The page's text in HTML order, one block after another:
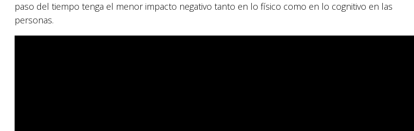
paso del tiempo tenga el menor impacto negativo tanto en lo físico como en lo cognitivo en las
personas.